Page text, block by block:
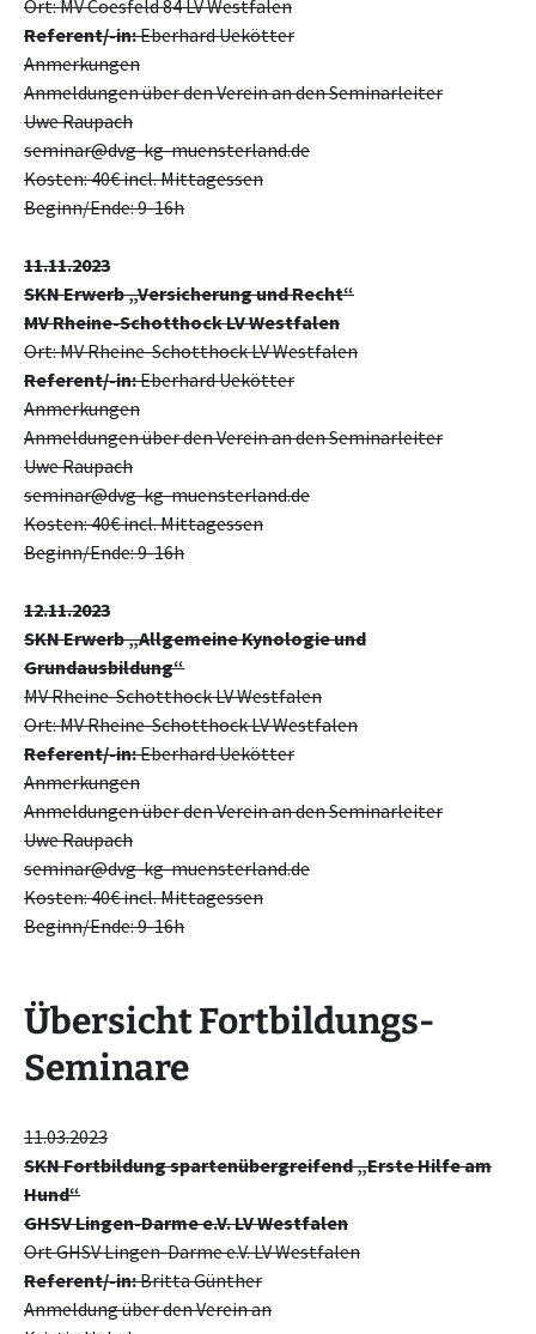
Ort: MV Coesfeld 84 LV Westfalen
Referent/-in:Eberhard Uekötter
Anmerkungen
Anmeldungen über den Verein an den Seminarleiter
Uwe Raupach
seminar@dvg-kg-muensterland.de
Kosten: 40€ incl. Mittagessen
Beginn/Ende: 9-16h
11.11.2023
SKN Erwerb „Versicherung und Recht“
MV Rheine-SchotthockLV Westfalen
Ort: MV Rheine-Schotthock LV Westfalen
Referent/-in:Eberhard Uekötter
Anmerkungen
Anmeldungen über den Verein an den Seminarleiter
Uwe Raupach
seminar@dvg-kg-muensterland.de
Kosten: 40€ incl. Mittagessen
Beginn/Ende: 9-16h
12.11.2023
SKN Erwerb „Allgemeine Kynologie und
Grundausbildung“
MV Rheine-Schotthock LV Westfalen
Ort: MV Rheine-Schotthock LV Westfalen
Referent/-in:Eberhard Uekötter
Anmerkungen
Anmeldungen über den Verein an den Seminarleiter
Uwe Raupach
seminar@dvg-kg-muensterland.de
Kosten: 40€ incl. Mittagessen
Beginn/Ende: 9-16h
Übersicht Fortbildungs-
Seminare
11.03.2023
SKN Fortbildung spartenübergreifend „Erste Hilfe am
Hund“
GHSV Lingen-Darme e.V. LV Westfalen
Ort GHSV Lingen-Darme e.V. LV Westfalen
Referent/-in:Britta Günther
Anmeldung über den Verein an